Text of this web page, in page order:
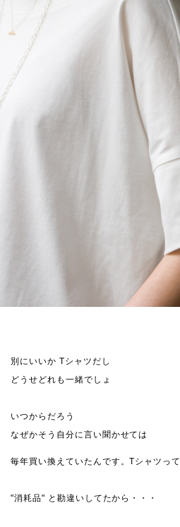
別にいいか Tシャツだし
どうせどれも一緒でしょ
いつからだろう
なぜかそう自分に言い聞かせては
毎年買い換えていたんです。Tシャツって
"消耗品" と勘違いしてたから・・・